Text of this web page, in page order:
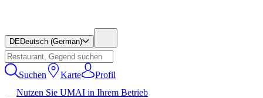
DEDeutsch (German)
Suchen Karte
Profil
Nutzen Sie UMAI in Ihrem Betrieb